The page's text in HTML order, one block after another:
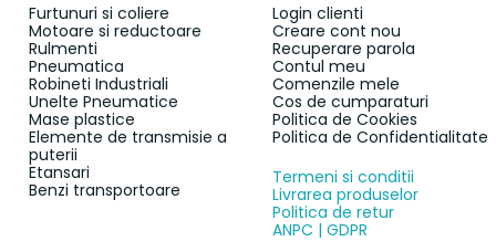
Furtunuri si coliere
Motoare si reductoare
Rulmenti
Pneumatica
Robineti Industriali
Unelte Pneumatice
Mase plastice
Elemente de transmisie a
puterii
Etansari
Benzi transportoare
Login clienti
Creare cont nou
Recuperare parola
Contul meu
Comenzile mele
Cos de cumparaturi
Politica de Cookies
Politica de Confidentialitate
Termeni si conditii
Livrarea produselor
Politica de retur
ANPC | GDPR